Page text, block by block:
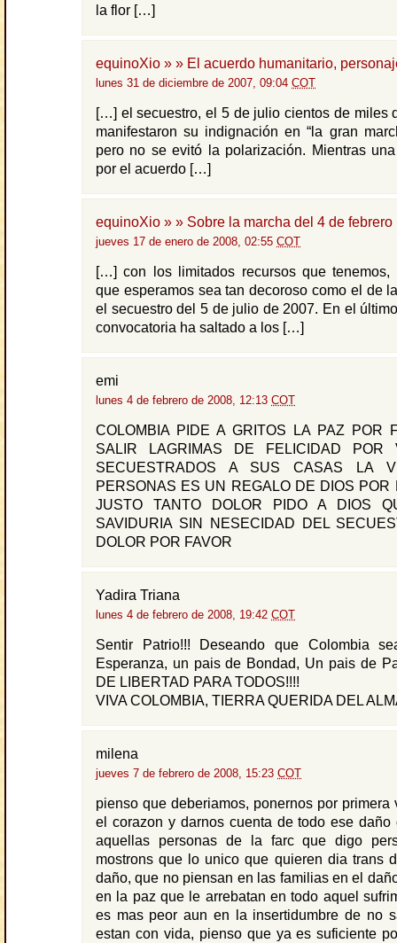
la flor […]
equinoXio » » El acuerdo humanitario,
lunes 31 de diciembre de 2007, 09:04 COT
[…] el secuestro, el 5 de julio cientos de miles
manifestaron su indignación en “la gran
pero no se evitó la polarización. Mientras
por el acuerdo […]
equinoXio » » Sobre la marcha del 4 de febrero
jueves 17 de enero de 2008, 02:55 COT
[…] con los limitados recursos que tenemos,
que esperamos sea tan decoroso como el de
el secuestro del 5 de julio de 2007. En el
convocatoria ha saltado a los […]
emi
lunes 4 de febrero de 2008, 12:13 COT
COLOMBIA PIDE A GRITOS LA PAZ POR
SALIR LAGRIMAS DE FELICIDAD POR
SECUESTRADOS A SUS CASAS LA
PERSONAS ES UN REGALO DE DIOS POR
JUSTO TANTO DOLOR PIDO A DIOS
SAVIDURIA SIN NESECIDAD DEL
DOLOR POR FAVOR
Yadira Triana
lunes 4 de febrero de 2008, 19:42 COT
Sentir Patrio!!! Deseando que Colombia
Esperanza, un pais de Bondad, Un pais de
DE LIBERTAD PARA TODOS!!!!
VIVA COLOMBIA, TIERRA QUERIDA DEL
milena
jueves 7 de febrero de 2008, 15:23 COT
pienso que deberiamos, ponernos por primera
el corazon y darnos cuenta de todo ese daño
aquellas personas de la farc que digo
mostrons que lo unico que quieren dia trans
daño, que no piensan en las familias en el
en la paz que le arrebatan en todo aquel
es mas peor aun en la insertidumbre de no
estan con vida, pienso que ya es suficiente